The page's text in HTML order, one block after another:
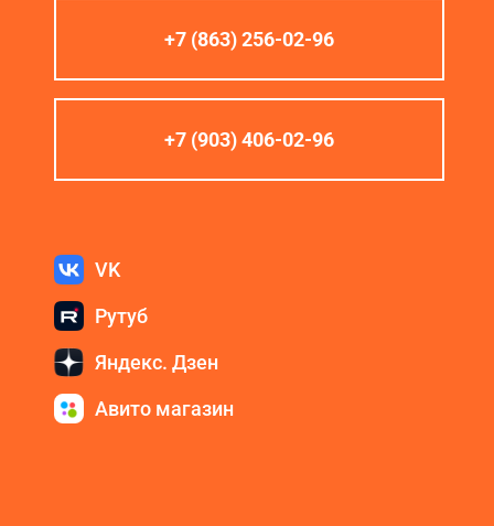
+7 (863) 256-02-96
+7 (903) 406-02-96
VK
Рутуб
Яндекс. Дзен
Авито магазин